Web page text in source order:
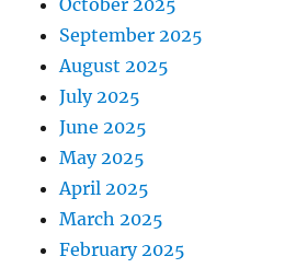
October 2025
September 2025
August 2025
July 2025
June 2025
May 2025
April 2025
March 2025
February 2025